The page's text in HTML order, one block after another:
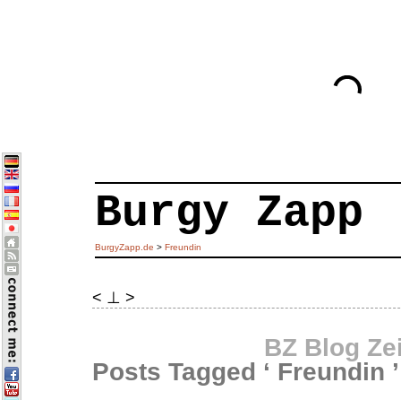
Burgy Zapp
BurgyZapp.de > Freundin
< ⊥ >
BZ Blog
Posts Tagged ‘ Freundin ’